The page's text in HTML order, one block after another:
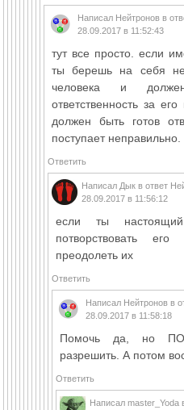
Написал Нейтронов в
28.09.2017 в 11:52:43
тут все просто. если
ты берешь на себя
человека и
ответственность за
должен быть готов
поступает неправильно.
Ответить
Написал Дык в ответ
28.09.2017 в 11:56:12
если ты
потворствовать
преодолеть их
Ответить
Написал Нейтронов в
28.09.2017 в 11:58:18
Помочь да, но
разрешить. А потом
Ответить
Написал master_Yoda